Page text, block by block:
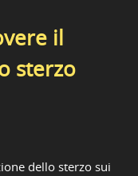
il
sterzo
dello sterzo sui